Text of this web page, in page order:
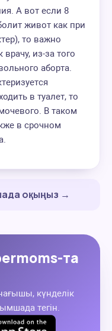
А вот если 8
живот как при
то важно
из-за того
аборта.
в туалет, то
В таком
в срочном
оқыңыз →
та
күнделік
тегін.